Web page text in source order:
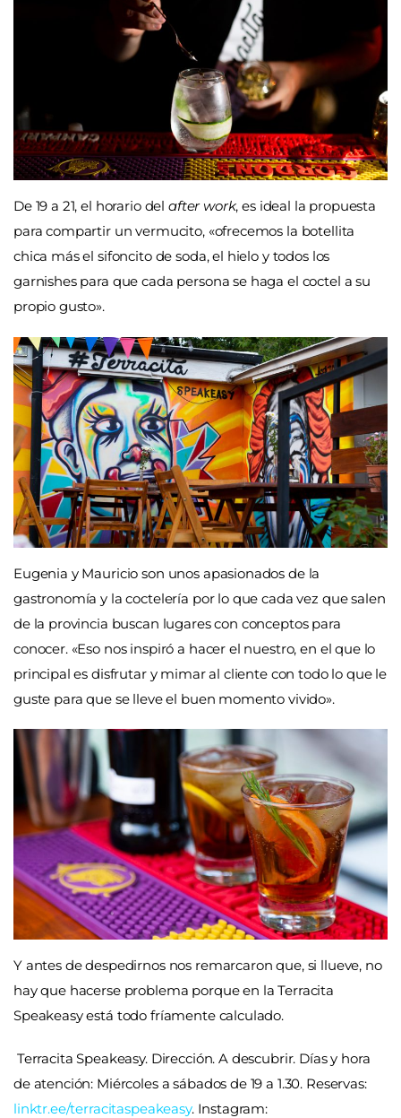
De 19 a 21, el horario del after work, es ideal la propuesta
para compartir un vermucito, «ofrecemos la botellita
chica más el sifoncito de soda, el hielo y todos los
garnishes para que cada persona se haga el coctel a su
propio gusto».
Eugenia y Mauricio son unos apasionados de la
gastronomía y la coctelería por lo que cada vez que salen
de la provincia buscan lugares con conceptos para
conocer. «Eso nos inspiró a hacer el nuestro, en el que lo
principal es disfrutar y mimar al cliente con todo lo que le
guste para que se lleve el buen momento vivido».
Y antes de despedirnos nos remarcaron que, si llueve, no
hay que hacerse problema porque en la Terracita
Speakeasy está todo fríamente calculado.
Terracita Speakeasy. Dirección. A descubrir. Días y hora
de atención: Miércoles a sábados de 19 a 1.30. Reservas:
linktr.ee/terracitaspeakeasy. Instagram: